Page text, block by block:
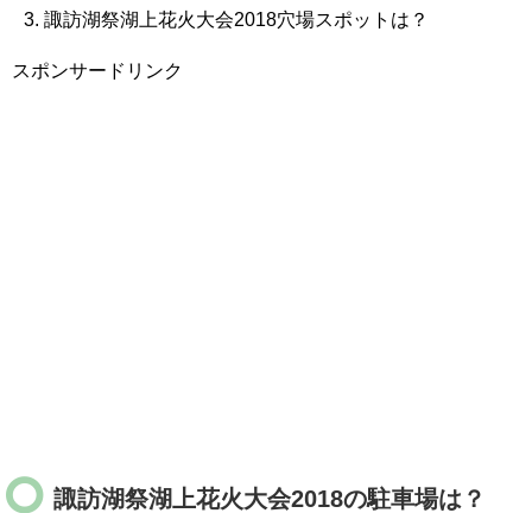
諏訪湖祭湖上花火大会2018穴場スポットは？
スポンサードリンク
諏訪湖祭湖上花火大会2018の駐車場は？